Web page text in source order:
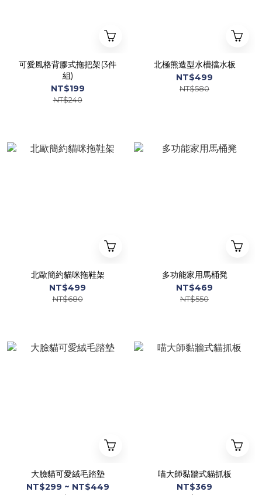
可愛風格背膠式拖把架(3件
組)
NT$199
NT$240
北極熊造型水槽擋水板
NT$499
NT$580
北歐簡約貓咪拖鞋架
NT$499
NT$680
多功能家用馬桶凳
NT$469
NT$550
大臉貓可愛絨毛踏墊
NT$299 ~ NT$449
喵大師黏牆式貓抓板
NT$369